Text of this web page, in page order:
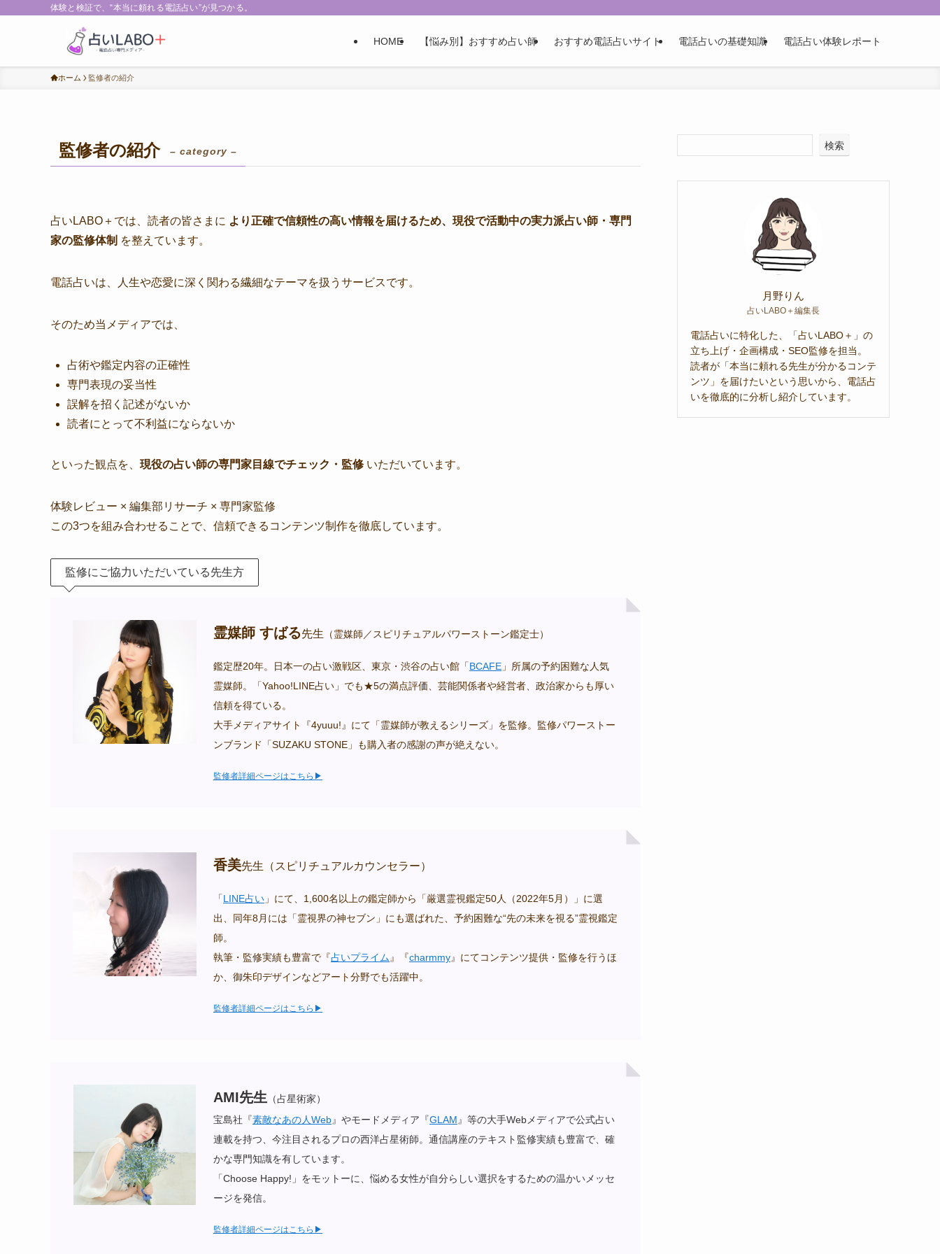
体験と検証で、“本当に頼れる電話占い”が見つかる。
HOME 【悩み別】おすすめ占い師 おすすめ電話占いサイト 電話占いの基礎知識 電話占い体験レポート
ホーム 監修者の紹介
監修者の紹介 – category –
占いLABO＋では、読者の皆さまに より正確で信頼性の高い情報を届けるため、現役で活動中の実力派占い師・専門
家の監修体制 を整えています。
電話占いは、人生や恋愛に深く関わる繊細なテーマを扱うサービスです。
そのため当メディアでは、
占術や鑑定内容の正確性
専門表現の妥当性
誤解を招く記述がないか
読者にとって不利益にならないか
といった観点を、 現役の占い師の専門家目線でチェック・監修 いただいています。
体験レビュー × 編集部リサーチ × 専門家監修
この3つを組み合わせることで、信頼できるコンテンツ制作を徹底しています。
監修にご協力いただいている先生方
霊媒師 すばる先生 （霊媒師／スピリチュアルパワーストーン鑑定士）
鑑定歴20年。日本一の占い激戦区、東京・渋谷の占い館「BCAFE 」所属の予約困難な人気
霊媒師。「Yahoo!LINE占い」でも★5の満点評価、芸能関係者や経営者、政治家からも厚い
信頼を得ている。
大手メディアサイト『4yuuu!』にて「霊媒師が教えるシリーズ」を監修。監修パワーストー
ンブランド「SUZAKU STONE」も購入者の感謝の声が絶えない。
監修者詳細ページはこちら▶
香美先生（スピリチュアルカウンセラー）
「LINE占い 」にて、1,600名以上の鑑定師から「厳選霊視鑑定50人（2022年5月）」に選
出、同年8月には「霊視界の神セブン」にも選ばれた、予約困難な“先の未来を視る”霊視鑑定
師。
執筆・監修実績も豊富で『占いプライム 』『charmmy』にてコンテンツ提供・監修を行うほ
か、御朱印デザインなどアート分野でも活躍中。
監修者詳細ページはこちら▶
AMI先生 （占星術家）
宝島社『素敵なあの人Web』やモードメディア『GLAM 』等の大手Webメディアで公式占い
連載を持つ、今注目されるプロの西洋占星術師。通信講座のテキスト監修実績も豊富で、確
かな専門知識を有しています。
「Choose Happy!」をモットーに、悩める女性が自分らしい選択をするための温かいメッセ
ージを発信。
監修者詳細ページはこちら▶
検索
月野りん
占いLABO＋編集長
電話占いに特化した、「占いLABO＋」の
立ち上げ・企画構成・SEO監修を担当。
読者が「本当に頼れる先生が分かるコンテ
ンツ」を届けたいという思いから、電話占
いを徹底的に分析し紹介しています。